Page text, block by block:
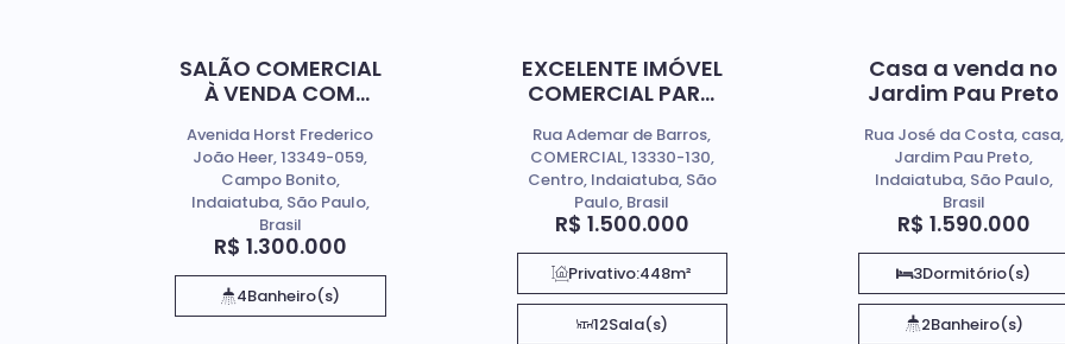
SALÃO COMERCIAL
À VENDA COM
LOCALIZAÇÃO NO
CAMPO BONITO |
INDAIATUBA-SP
R$ 1.300.000
Avenida Horst Frederico
João Heer, 13349-059,
Campo Bonito,
Indaiatuba, São Paulo,
Brasil
4Banheiro(s)
EXCELENTE IMÓVEL
COMERCIAL PARA
LOCALIZADO NO
BAIRRO CIDADE
NOVA I -
INDAIATUBA SP
R$ 1.500.000
Rua Ademar de Barros,
COMERCIAL, 13330-130,
Centro, Indaiatuba, São
Paulo, Brasil
Privativo:448m²
12Sala(s)
Casa a venda no
Jardim Pau Preto
R$ 1.590.000
Rua José da Costa, casa,
Jardim Pau Preto,
Indaiatuba, São Paulo,
Brasil
3Dormitório(s)
2Banheiro(s)